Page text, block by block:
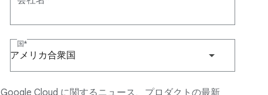
国
アメリカ合衆国
Google Cloud に関するニュース、プロダクトの最新